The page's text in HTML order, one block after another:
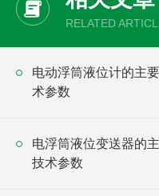
RELATED
电动浮筒液位计的主
术参数
电浮筒液位变送器的
技术参数